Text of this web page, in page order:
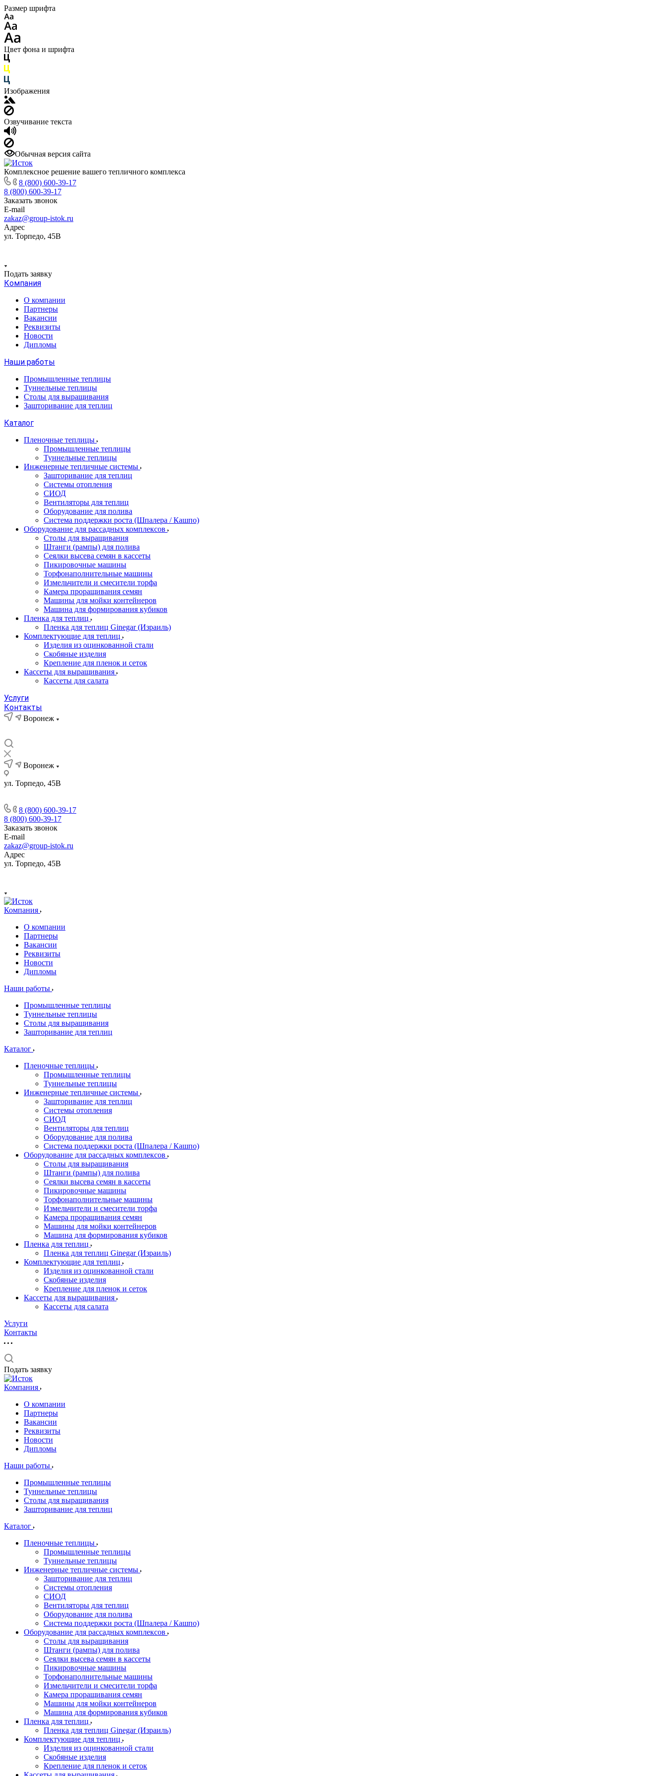
Размер шрифта
Цвет фона и шрифта
Изображения
Озвучивание текста
Обычная версия сайта
Комплексное решение вашего тепличного комплекса
8 (800) 600-39-17
8 (800) 600-39-17
Заказать звонок
E-mail
zakaz@group-istok.ru
Адрес
ул. Торпедо, 45В
Подать заявку
Компания
О компании
Партнеры
Вакансии
Реквизиты
Новости
Дипломы
Наши работы
Промышленные теплицы
Туннельные теплицы
Столы для выращивания
Зашторивание для теплиц
Каталог
Пленочные теплицы
Промышленные теплицы
Туннельные теплицы
Инженерные тепличные системы
Зашторивание для теплиц
Системы отопления
СИОД
Вентиляторы для теплиц
Оборудование для полива
Система поддержки роста (Шпалера / Кашпо)
Оборудование для рассадных комплексов
Столы для выращивания
Штанги (рампы) для полива
Сеялки высева семян в кассеты
Пикировочные машины
Торфонаполнительные машины
Измельчители и смесители торфа
Камера проращивания семян
Машины для мойки контейнеров
Машина для формирования кубиков
Пленка для теплиц
Пленка для теплиц Ginegar (Израиль)
Комплектующие для теплиц
Изделия из оцинкованной стали
Скобяные изделия
Крепление для пленок и сеток
Кассеты для выращивания
Кассеты для салата
Услуги
Контакты
Воронеж
Воронеж
ул. Торпедо, 45В
8 (800) 600-39-17
8 (800) 600-39-17
Заказать звонок
E-mail
zakaz@group-istok.ru
Адрес
ул. Торпедо, 45В
Компания
О компании
Партнеры
Вакансии
Реквизиты
Новости
Дипломы
Наши работы
Промышленные теплицы
Туннельные теплицы
Столы для выращивания
Зашторивание для теплиц
Каталог
Пленочные теплицы
Промышленные теплицы
Туннельные теплицы
Инженерные тепличные системы
Зашторивание для теплиц
Системы отопления
СИОД
Вентиляторы для теплиц
Оборудование для полива
Система поддержки роста (Шпалера / Кашпо)
Оборудование для рассадных комплексов
Столы для выращивания
Штанги (рампы) для полива
Сеялки высева семян в кассеты
Пикировочные машины
Торфонаполнительные машины
Измельчители и смесители торфа
Камера проращивания семян
Машины для мойки контейнеров
Машина для формирования кубиков
Пленка для теплиц
Пленка для теплиц Ginegar (Израиль)
Комплектующие для теплиц
Изделия из оцинкованной стали
Скобяные изделия
Крепление для пленок и сеток
Кассеты для выращивания
Кассеты для салата
Услуги
Контакты
Подать заявку
Компания
О компании
Партнеры
Вакансии
Реквизиты
Новости
Дипломы
Наши работы
Промышленные теплицы
Туннельные теплицы
Столы для выращивания
Зашторивание для теплиц
Каталог
Пленочные теплицы
Промышленные теплицы
Туннельные теплицы
Инженерные тепличные системы
Зашторивание для теплиц
Системы отопления
СИОД
Вентиляторы для теплиц
Оборудование для полива
Система поддержки роста (Шпалера / Кашпо)
Оборудование для рассадных комплексов
Столы для выращивания
Штанги (рампы) для полива
Сеялки высева семян в кассеты
Пикировочные машины
Торфонаполнительные машины
Измельчители и смесители торфа
Камера проращивания семян
Машины для мойки контейнеров
Машина для формирования кубиков
Пленка для теплиц
Пленка для теплиц Ginegar (Израиль)
Комплектующие для теплиц
Изделия из оцинкованной стали
Скобяные изделия
Крепление для пленок и сеток